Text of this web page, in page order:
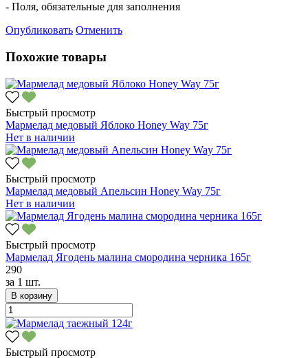
- Поля, обязательные для заполнения
Опубликовать Отменить
Похожие товары
Быстрый просмотр
Мармелад медовый Яблоко Honey Way 75г
Нет в наличии
Быстрый просмотр
Мармелад медовый Апельсин Honey Way 75г
Нет в наличии
Быстрый просмотр
Мармелад Ягодень малина смородина черника 165г
290
за 1 шт.
В корзину
Быстрый просмотр